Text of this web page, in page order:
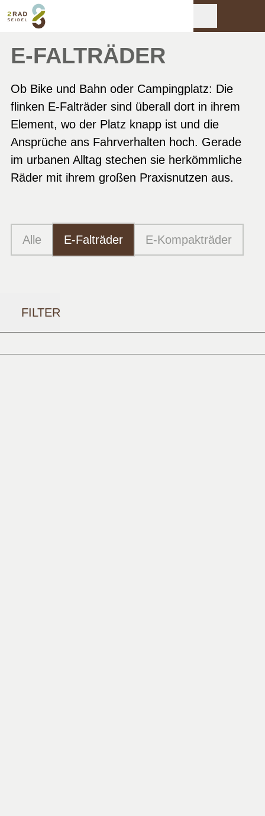
E-FALTRÄDER
Ob Bike und Bahn oder Campingplatz: Die
flinken E-Falträder sind überall dort in ihrem
Element, wo der Platz knapp ist und die
Ansprüche ans Fahrverhalten hoch. Gerade
im urbanen Alltag stechen sie herkömmliche
Räder mit ihrem großen Praxisnutzen aus.
Alle E-Falträder E-Kompakträder
FILTER